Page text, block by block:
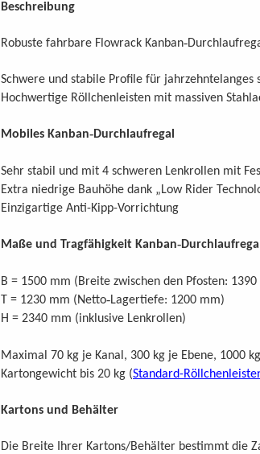
Beschreibung
Robuste fahrbare Flowrack Kanban-
Schwere und stabile Profile für jahrzehntelanges
Hochwertige Röllchenleisten mit massiven
Mobiles Kanban-Durchlaufregal
Sehr stabil und mit 4 schweren Lenkrollen mit
Extra niedrige Bauhöhe dank „Low Rider
Einzigartige Anti-Kipp-Vorrichtung
Maße und Tragfähigkeit Kanban-Durchlaufregal
B = 1500 mm (Breite zwischen den Pfosten:
T = 1230 mm (Netto-Lagertiefe: 1200 mm)
H = 2340 mm (inklusive Lenkrollen)
Maximal 70 kg je Kanal, 300 kg je Ebene, 1000
Kartongewicht bis 20 kg (Standard-
Kartons und Behälter
Die Breite Ihrer Kartons/Behälter bestimmt die